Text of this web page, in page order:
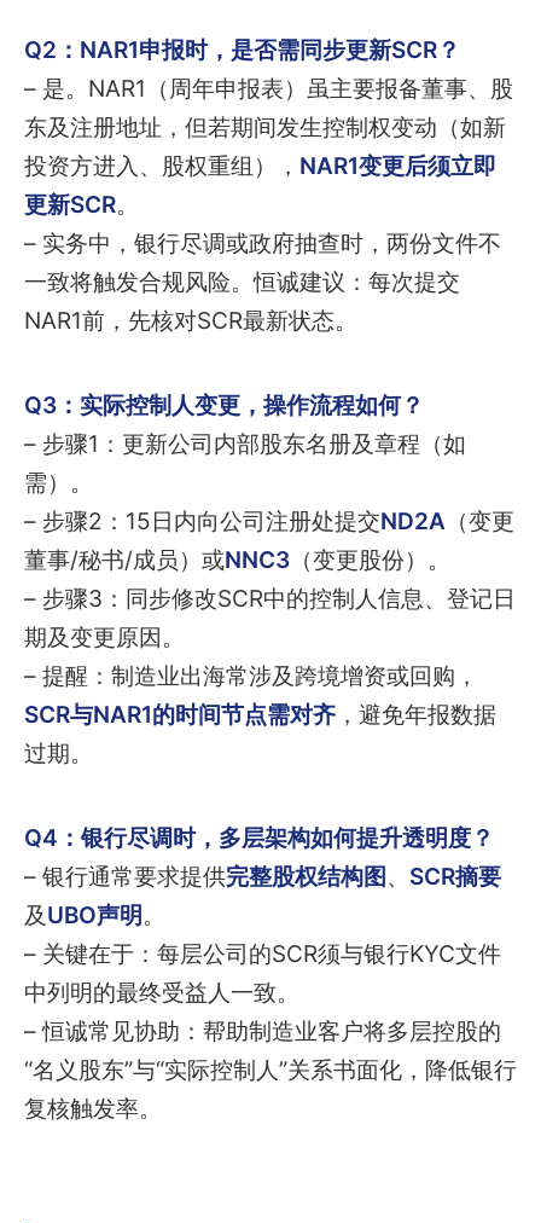
Q2：NAR1申报时，是否需同步更新SCR？
– 是。NAR1（周年申报表）虽主要报备董事、股
东及注册地址，但若期间发生控制权变动（如新
投资方进入、股权重组）， NAR1变更后须立即
更新SCR。
– 实务中，银行尽调或政府抽查时，两份文件不
一致将触发合规风险。恒诚建议：每次提交
NAR1前，先核对SCR最新状态。
Q3：实际控制人变更，操作流程如何？
– 步骤1：更新公司内部股东名册及章程（如
需）。
– 步骤2：15日内向公司注册处提交ND2A （变更
董事/秘书/成员）或NNC3 （变更股份）。
– 步骤3：同步修改SCR中的控制人信息、登记日
期及变更原因。
– 提醒：制造业出海常涉及跨境增资或回购，
SCR与NAR1的时间节点需对齐 ，避免年报数据
过期。
Q4：银行尽调时，多层架构如何提升透明度？
– 银行通常要求提供完整股权结构图 、 SCR摘要
及UBO声明 。
– 关键在于：每层公司的SCR须与银行KYC文件
中列明的最终受益人一致。
– 恒诚常见协助：帮助制造业客户将多层控股的
“名义股东”与“实际控制人”关系书面化，降低银行
复核触发率。